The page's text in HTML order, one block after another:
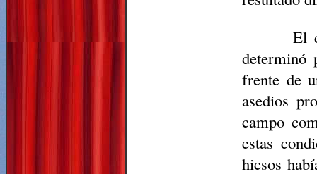
El
frente de
asedios
campo
estas
hicsos